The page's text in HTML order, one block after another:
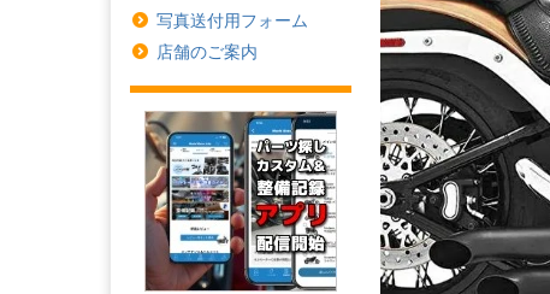
写真送付用フォーム
店舗のご案内